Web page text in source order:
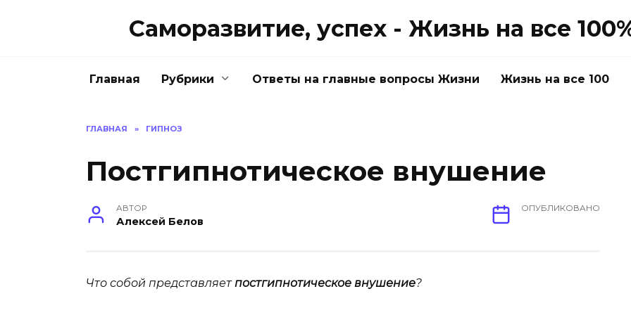
Саморазвитие, успех - Жизнь на все
Главная Рубрики Ответы на главные вопросы Жизни Жизнь на все 100
ГЛАВНАЯ » ГИПНОЗ
Постгипнотическое внушение
АВТОР
Алексей Белов
ОПУБЛИКОВАНО
Что собой представляетпостгипнотическое внушение?